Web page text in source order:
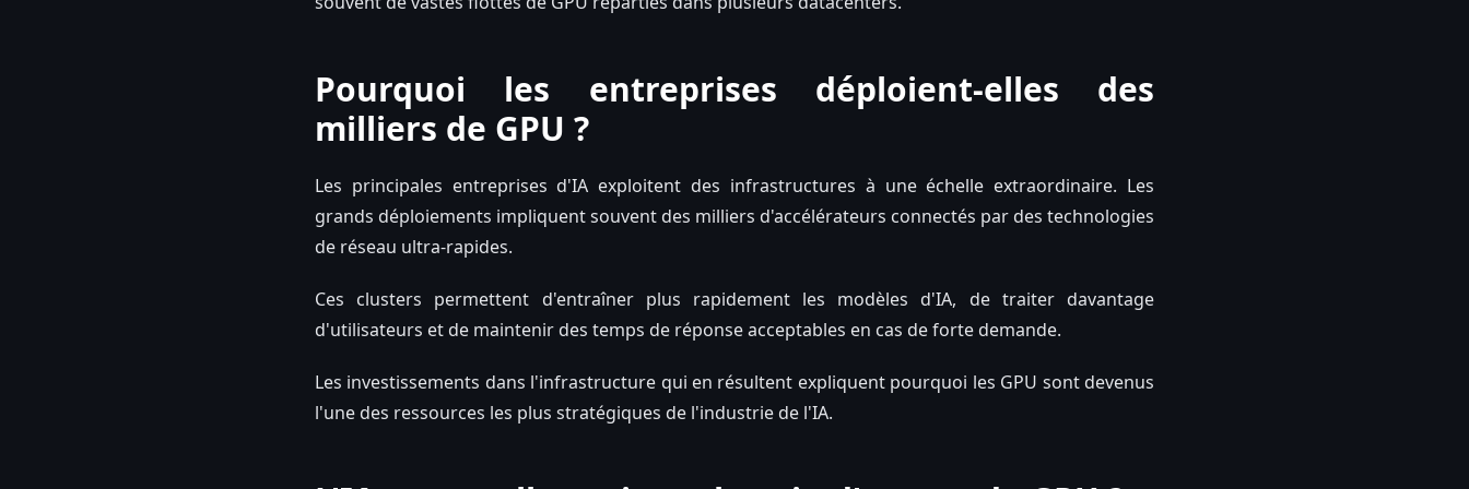
Pourquoi les entreprises déploient-elles des
milliers de GPU ?
Les principales entreprises d'IA exploitent des infrastructures à une échelle extraordinaire. Les
grands déploiements impliquent souvent des milliers d'accélérateurs connectés par des technologies
de réseau ultra-rapides.
Ces clusters permettent d'entraîner plus rapidement les modèles d'IA, de traiter davantage
d'utilisateurs et de maintenir des temps de réponse acceptables en cas de forte demande.
Les investissements dans l'infrastructure qui en résultent expliquent pourquoi les GPU sont devenus
l'une des ressources les plus stratégiques de l'industrie de l'IA.